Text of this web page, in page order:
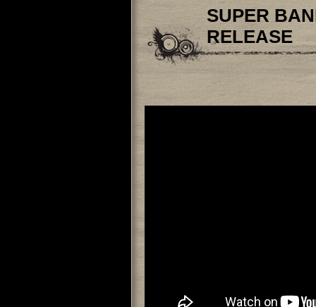
SUPER
RELEASE